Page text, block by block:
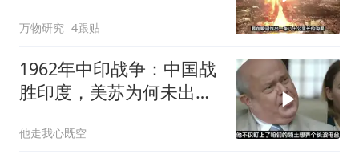
万物研究 4跟贴
1962年中印战争：中国战
胜印度，美苏为何未出兵
他走我心既空